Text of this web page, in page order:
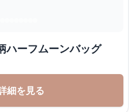
ハーフムーンバッグ
細を見る